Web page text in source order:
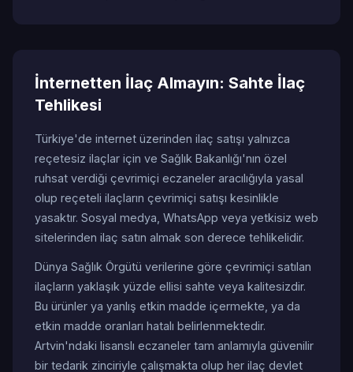
İnternetten İlaç Almayın: Sahte İlaç
Tehlikesi
Türkiye'de internet üzerinden ilaç satışı yalnızca
reçetesiz ilaçlar için ve Sağlık Bakanlığı'nın özel
ruhsat verdiği çevrimiçi eczaneler aracılığıyla yasal
olup reçeteli ilaçların çevrimiçi satışı kesinlikle
yasaktır. Sosyal medya, WhatsApp veya yetkisiz web
sitelerinden ilaç satın almak son derece tehlikelidir.
Dünya Sağlık Örgütü verilerine göre çevrimiçi satılan
ilaçların yaklaşık yüzde ellisi sahte veya kalitesizdir.
Bu ürünler ya yanlış etkin madde içermekte, ya da
etkin madde oranları hatalı belirlenmektedir.
Artvin'ndaki lisanslı eczaneler tam anlamıyla güvenilir
bir tedarik zinciriyle çalışmakta olup her ilaç devlet